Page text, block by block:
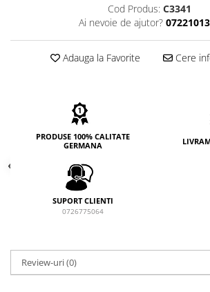
Cod Produs: C3341
Ai nevoie de ajutor?
Adauga la Favorite Cere
PRODUSE 100% CALITATE
GERMANA
SUPORT CLIENTI
0726775064
Review-uri(0)